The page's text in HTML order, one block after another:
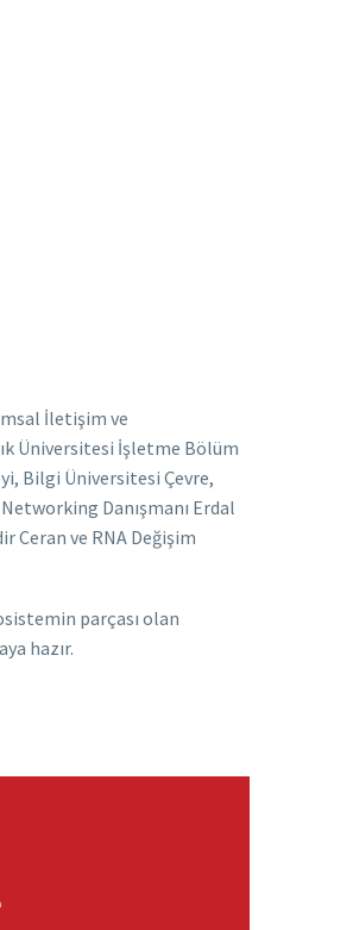
İletişim ve
Üniversitesi İşletme Bölüm
Bilgi Üniversitesi Çevre,
Danışmanı Erdal
Ceran ve RNA Değişim
parçası olan
hazır.